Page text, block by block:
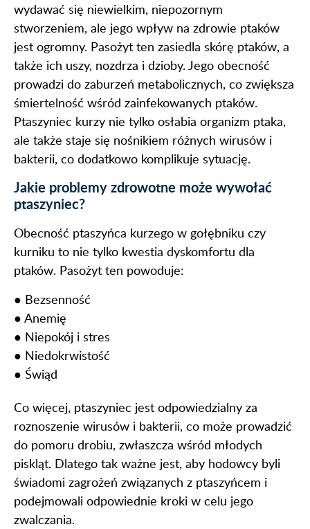
wydawać się niewielkim, niepozornym
stworzeniem, ale jego wpływ na zdrowie ptaków
jest ogromny. Pasożyt ten zasiedla skórę ptaków, a
także ich uszy, nozdrza i dzioby. Jego obecność
prowadzi do zaburzeń metabolicznych, co zwiększa
śmiertelność wśród zainfekowanych ptaków.
Ptaszyniec kurzy nie tylko osłabia organizm ptaka,
ale także staje się nośnikiem różnych wirusów i
bakterii, co dodatkowo komplikuje sytuację.
Jakie problemy zdrowotne może wywołać
ptaszyniec?
Obecność ptaszyńca kurzego w gołębniku czy
kurniku to nie tylko kwestia dyskomfortu dla
ptaków. Pasożyt ten powoduje:
● Bezsenność
● Anemię
● Niepokój i stres
● Niedokrwistość
● Świąd
Co więcej, ptaszyniec jest odpowiedzialny za
roznoszenie wirusów i bakterii, co może prowadzić
do pomoru drobiu, zwłaszcza wśród młodych
piskląt. Dlatego tak ważne jest, aby hodowcy byli
świadomi zagrożeń związanych z ptaszyńcem i
podejmowali odpowiednie kroki w celu jego
zwalczania.